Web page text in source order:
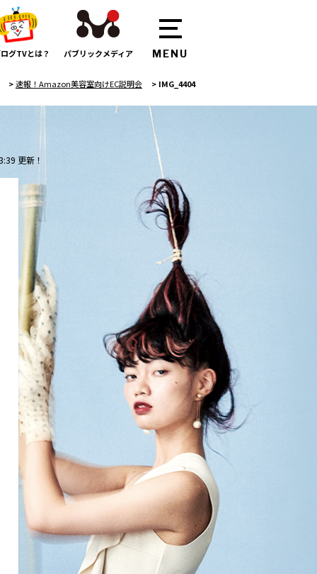
グTVとは？ パブリックメディア
>速報！Amazon美容室向けEC説明会 > IMG_4404
更新！